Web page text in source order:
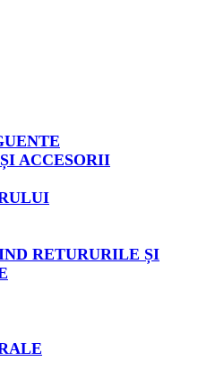
ACCESORII
RETURURILE ȘI